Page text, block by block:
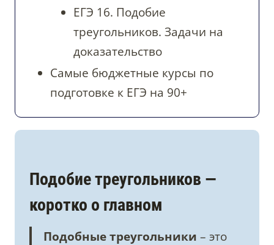
ЕГЭ 16. Подобие
треугольников. Задачи на
доказательство
Самые бюджетные курсы по
подготовке к ЕГЭ на 90+
Подобие треугольников —
коротко о главном
Подобные треугольники – это